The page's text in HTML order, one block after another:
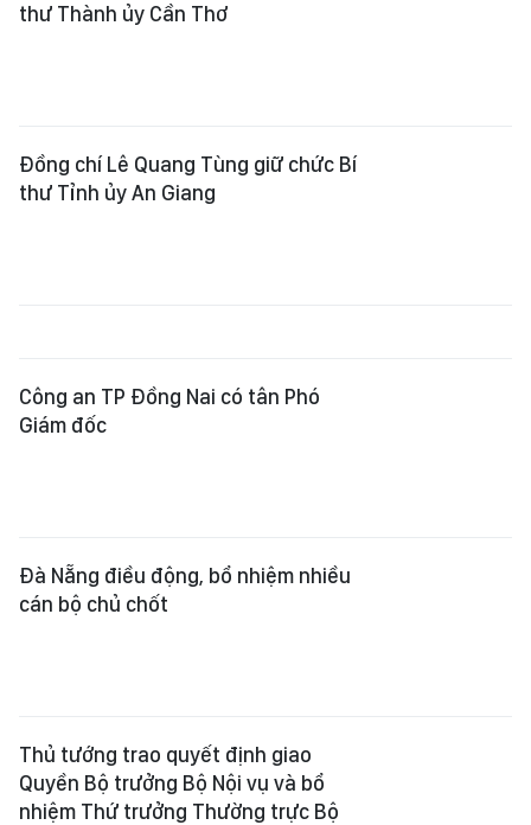
thư Thành ủy Cần Thơ
Đồng chí Lê Quang Tùng giữ chức Bí
thư Tỉnh ủy An Giang
Công an TP Đồng Nai có tân Phó
Giám đốc
Đà Nẵng điều động, bổ nhiệm nhiều
cán bộ chủ chốt
Thủ tướng trao quyết định giao
Quyền Bộ trưởng Bộ Nội vụ và bổ
nhiệm Thứ trưởng Thường trực Bộ